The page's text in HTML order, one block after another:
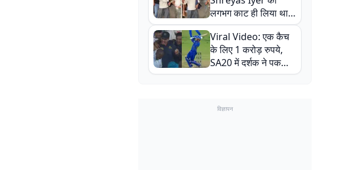
लगभग काट ही लिया था,
न्यूजीलैंड सीरीज से पहले
बाल-बाल बचे
Viral Video: एक कैच
के लिए 1 करोड़ रुपये,
SA20 में दर्शक ने पकड़ा
एक हाथ से गजब का कैच
विज्ञापन